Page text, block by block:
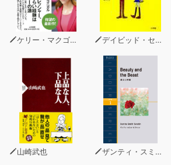
ケリー・マクゴニガル デイビッド・セイン
山崎武也 ザンティ・スミス・セラフィン